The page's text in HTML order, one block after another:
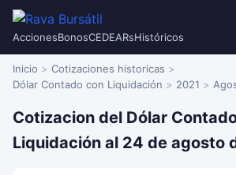
AccionesBonosCEDEARsHistóricos
Inicio
Cotizaciones historicas
Dólar Contado con Liquidación
2021
Cotizacion del Dólar
Liquidación al 24 de agosto